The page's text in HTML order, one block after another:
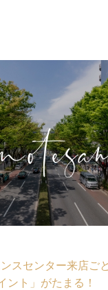
スセンター来店ご
ント」がたまる！